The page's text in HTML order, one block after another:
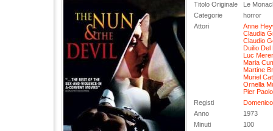
Titolo Originale
Le
Categorie
horror
Attori
Anne
Claudia
Claudio
Duilio Del
Luc
Maria
Martine
Muriel
Ornella
Pier
Registi
Anno
1973
Minuti
100